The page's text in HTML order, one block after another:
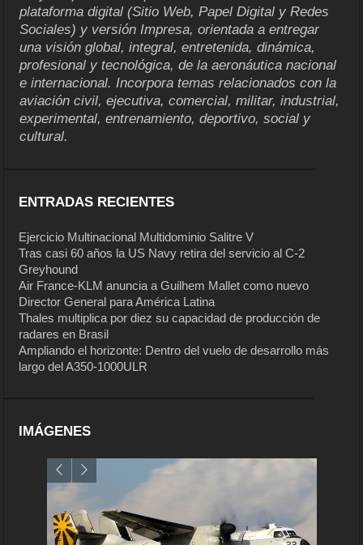
plataforma digital (Sitio Web, Papel Digital y Redes
Sociales) y versión Impresa, orientada a entregar
una visión global, integral, entretenida, dinámica,
profesional y tecnológica, de la aeronáutica nacional
e internacional. Incorpora temas relacionados con la
aviación civil, ejecutiva, comercial, militar, industrial,
experimental, entrenamiento, deportivo, social y
cultural.
ENTRADAS RECIENTES
Ejercicio Multinacional Multidominio Salitre V
Tras casi 60 años la US Navy retira del servicio al C-2
Greyhound
Air France-KLM anuncia a Guilhem Mallet como nuevo
Director General para América Latina
Thales multiplica por diez su capacidad de producción de
radares en Brasil
Ampliando el horizonte: Dentro del vuelo de desarrollo más
largo del A350-1000ULR
IMÁGENES